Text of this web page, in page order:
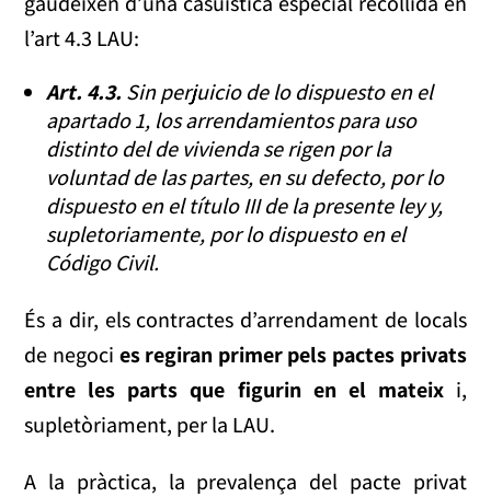
l’art 4.3 LAU:
Art. 4.3. Sin perjuicio de lo dispuesto en el
apartado 1, los arrendamientos para uso
distinto del de vivienda se rigen por la
voluntad de las partes, en su defecto, por lo
dispuesto en el título III de la presente ley y,
supletoriamente, por lo dispuesto en el
Código Civil.
És a dir, els contractes d’arrendament de locals
de negoci es regiran primer pels pactes privats
entre les parts que figurin en el mateixi,
supletòriament, per la LAU.
A la pràctica, la prevalença del pacte privat